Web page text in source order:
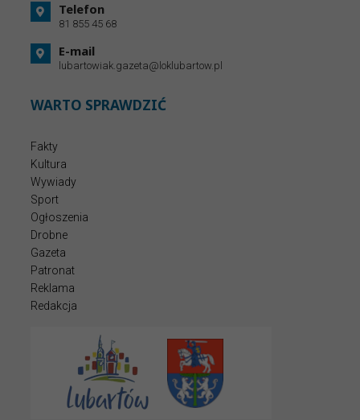
Telefon
81 855 45 68
E-mail
lubartowiak.gazeta@loklubartow.pl
WARTO SPRAWDZIĆ
Fakty
Kultura
Wywiady
Sport
Ogłoszenia
Drobne
Gazeta
Patronat
Reklama
Redakcja